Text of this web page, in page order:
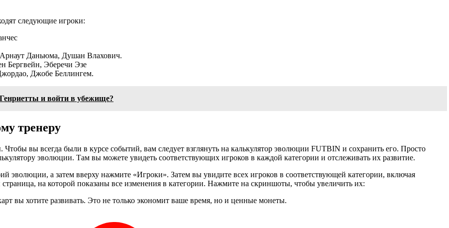
следующие игроки:
Даньюма, Душан Влахович.
Бергвейн, Эберечи Эзе
Джобе Беллингем.
и войти в убежище?
тренеру
вы всегда были в курсе событий, вам следует взглянуть на калькулятор эволюции FUTBIN и сохранить его. Просто
эволюции. Там вы можете увидеть соответствующих игроков в каждой категории и отслеживать их развитие.
эволюции, а затем вверху нажмите «Игроки». Затем вы увидите всех игроков в соответствующей категории, включая
на которой показаны все изменения в категории. Нажмите на скриншоты, чтобы увеличить их:
вы хотите развивать. Это не только экономит ваше время, но и ценные монеты.